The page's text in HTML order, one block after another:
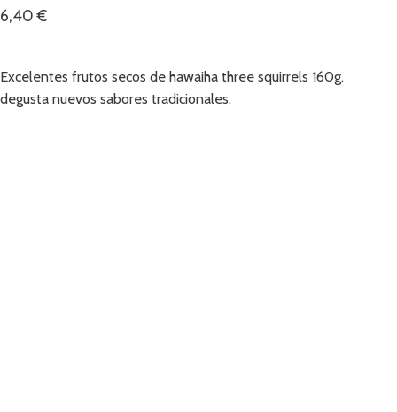
6,40€
Excelentes frutos secos de hawaiha three squirrels 160g.
degusta nuevos sabores tradicionales.